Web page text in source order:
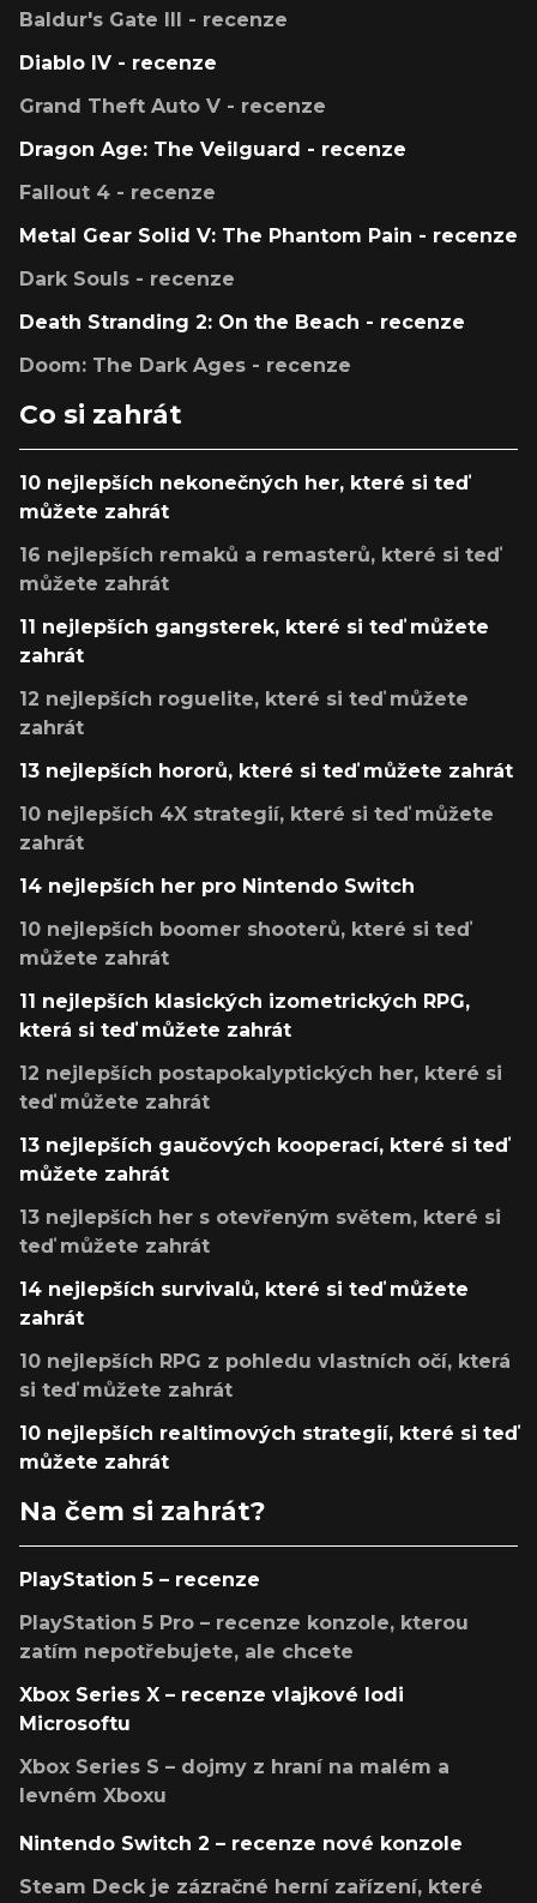
Baldur's Gate III - recenze
Diablo IV - recenze
Grand Theft Auto V - recenze
Dragon Age: The Veilguard - recenze
Fallout 4 - recenze
Metal Gear Solid V: The Phantom Pain - recenze
Dark Souls - recenze
Death Stranding 2: On the Beach - recenze
Doom: The Dark Ages - recenze
Co si zahrát
10 nejlepších nekonečných her, které si teď
můžete zahrát
16 nejlepších remaků a remasterů, které si teď
můžete zahrát
11 nejlepších gangsterek, které si teď můžete
zahrát
12 nejlepších roguelite, které si teď můžete
zahrát
13 nejlepších hororů, které si teď můžete zahrát
10 nejlepších 4X strategií, které si teď můžete
zahrát
14 nejlepších her pro Nintendo Switch
10 nejlepších boomer shooterů, které si teď
můžete zahrát
11 nejlepších klasických izometrických RPG,
která si teď můžete zahrát
12 nejlepších postapokalyptických her, které si
teď můžete zahrát
13 nejlepších gaučových kooperací, které si teď
můžete zahrát
13 nejlepších her s otevřeným světem, které si
teď můžete zahrát
14 nejlepších survivalů, které si teď můžete
zahrát
10 nejlepších RPG z pohledu vlastních očí, která
si teď můžete zahrát
10 nejlepších realtimových strategií, které si teď
můžete zahrát
Na čem si zahrát?
PlayStation 5 – recenze
PlayStation 5 Pro – recenze konzole, kterou
zatím nepotřebujete, ale chcete
Xbox Series X – recenze vlajkové lodi
Microsoftu
Xbox Series S – dojmy z hraní na malém a
levném Xboxu
Nintendo Switch 2 – recenze nové konzole
Steam Deck je zázračné herní zařízení, které